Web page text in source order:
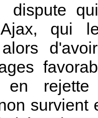
qui
en
survient